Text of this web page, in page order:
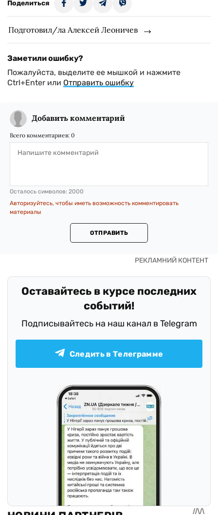
Поделиться
Подготовил/ла Алексей Леоничев
Заметили ошибку?
Пожалуйста, выделите ее мышкой и нажмите
Ctrl+Enter или Отправить ошибку
Добавить комментарий
Всего комментариев: 0
Осталось символов: 2000
Авторизуйтесь, чтобы иметь возможность комментировать
материалы
ОТПРАВИТЬ
Оставайтесь в курсе последних
событий!
Подписывайтесь на наш канал в Telegram
Следить в Телеграмме